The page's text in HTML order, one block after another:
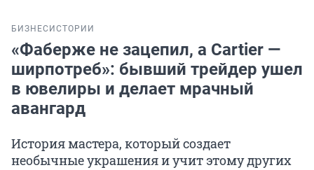
БИЗНЕС ИСТОРИИ
«Фаберже не зацепил, а Cartier —
ширпотреб»: бывший трейдер ушел
в ювелиры и делает мрачный
авангард
История мастера, который создает
необычные украшения и учит этому других